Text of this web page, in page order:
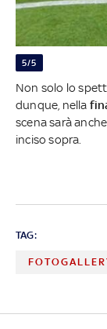
5/5
Non solo lo
dunque, nella
scena sarà
inciso sopra.
TAG: